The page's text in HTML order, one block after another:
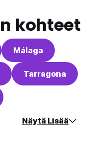
n kohteet
Málaga
Tarragona
Näytä Lisää